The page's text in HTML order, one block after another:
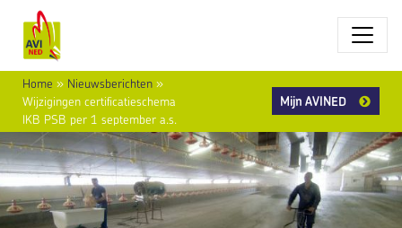
Home » Nieuwsberichten »
Wijzigingen certificatieschema
IKB PSB per 1 september a.s.
Mijn AVINED